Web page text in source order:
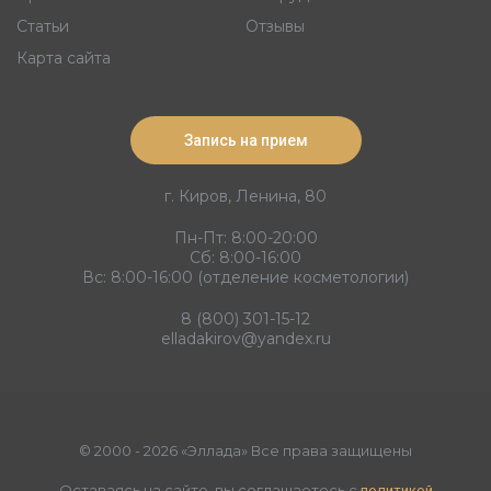
Статьи
Карта сайта
Отзывы
Запись на прием
г. Киров, Ленина, 80
Пн-Пт: 8:00-20:00
Сб: 8:00-16:00
Вс: 8:00-16:00 (отделение косметологии)
8 (800) 301-15-12
elladakirov@yandex.ru
© 2000 - 2026 «Эллада» Все права защищены